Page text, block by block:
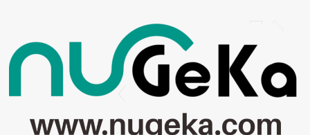
content